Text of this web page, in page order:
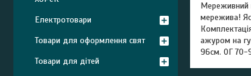
Мереживний
мережива!
ажуром на
96см. ОГ
Електротовари
Товари для оформлення свят
Товари для дітей